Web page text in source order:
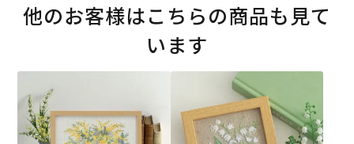
他のお客様はこちらの商品も見て
います